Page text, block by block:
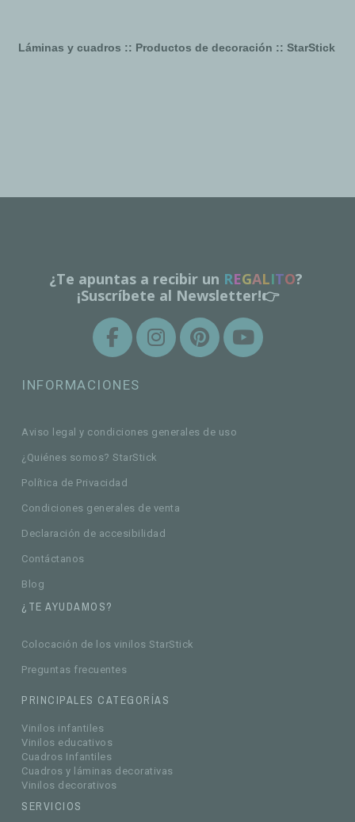
Láminas y cuadros :: Productos de decoración :: StarStick
¿Te apuntas a recibir un REGALITO?
¡Suscríbete al Newsletter!👉
INFORMACIONES
Aviso legal y condiciones generales de uso
¿Quiénes somos? StarStick
Política de Privacidad
Condiciones generales de venta
Declaración de accesibilidad
Contáctanos
Blog
¿TE AYUDAMOS?
Colocación de los vinilos StarStick
Preguntas frecuentes
PRINCIPALES CATEGORÍAS
Vinilos infantiles
Vinilos educativos
Cuadros Infantiles
Cuadros y láminas decorativas
Vinilos decorativos
SERVICIOS